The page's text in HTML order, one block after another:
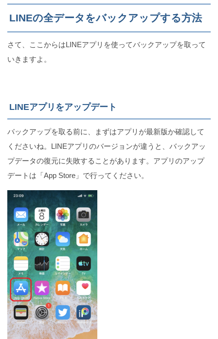
LINEの全データをバックアップする方法
さて、ここからはLINEアプリを使ってバックアップを取って
いきますよ。
LINEアプリをアップデート
バックアップを取る前に、まずはアプリが最新版か確認して
くださいね。LINEアプリのバージョンが違うと、バックアッ
プデータの復元に失敗することがあります。アプリのアップ
デートは「App Store」で行ってください。